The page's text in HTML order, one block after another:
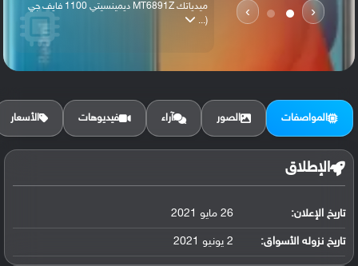
‹
›
ميدياتك MT6891Z ديمينسيتي 1100 فايف جي
(...
الرام / التخزين:
البطارية:
ليثيوم بوليمر سعة 5000 مللي أمبير, غير ق...
المواصفات الصور آراء فيديوهات الأسعار
الإطلاق
تاريخ الإعلان: 26 مايو 2021
تاريخ نزوله الأسواق: 2 يونيو 2021